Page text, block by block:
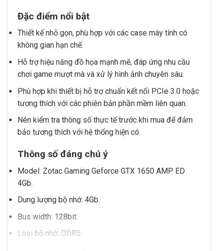
Đặc điểm nổi bật
Thiết kế nhỏ gọn, phù hợp với các case máy tính có
không gian hạn chế.
Hỗ trợ hiệu năng đồ họa mạnh mẽ, đáp ứng nhu cầu
chơi game mượt mà và xử lý hình ảnh chuyên sâu.
Phù hợp khi thiết bị hỗ trợ chuẩn kết nối PCIe 3.0 hoặc
tương thích với các phiên bản phần mềm liên quan.
Nên kiểm tra thông số thực tế trước khi mua để đảm
bảo tương thích với hệ thống hiện có.
Thông số đáng chú ý
Model: Zotac Gaming Geforce GTX 1650 AMP ED
4Gb.
Dung lượng bộ nhớ: 4Gb.
Bus width: 128bit.
Loại bộ nhớ: DDR5.